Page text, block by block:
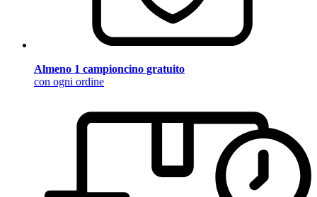
Almeno 1 campioncino gratuito
con ogni ordine